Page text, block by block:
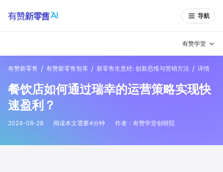
导航
有赞学堂
私域日历
有赞说案例拆解 有赞专家说
有赞新零售 / 有赞新零售智库 / 新零售生意经: 创新思维与营销方法 / 详情
餐饮店如何通过瑞幸的运营策略实现快
速盈利？
2024-08-28 阅读本文需要4分钟 作者： 有赞学堂创研院